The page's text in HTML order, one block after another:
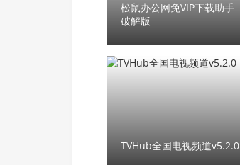
松鼠办公网免VIP下载助手
破解版
TVHub全国电视频道v5.2.0